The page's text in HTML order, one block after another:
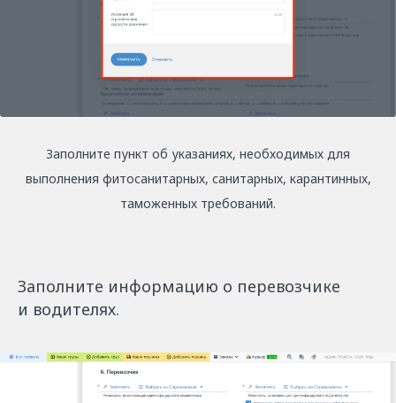
Заполните пункт об указаниях, необходимых для
выполнения фитосанитарных, санитарных, карантинных,
таможенных требований.
Заполните информацию о перевозчике
и водителях.